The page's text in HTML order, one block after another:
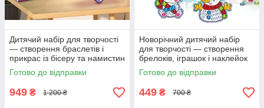
Дитячий набір для творчості
— створення браслетів і
прикрас із бісеру та намистин
Готово до відправки
949 ₴ 1 200 ₴
Новорічний дитячий набір
для творчості — створення
брелоків, іграшок і наклейок
"Сніговик"
Готово до відправки
449 ₴ 700 ₴